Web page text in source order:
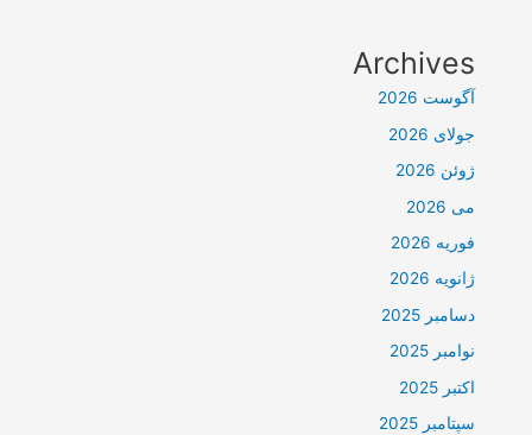
Archives
آگوست 2026
جولای 2026
ژوئن 2026
می 2026
فوریه 2026
ژانویه 2026
دسامبر 2025
نوامبر 2025
اکتبر 2025
سپتامبر 2025